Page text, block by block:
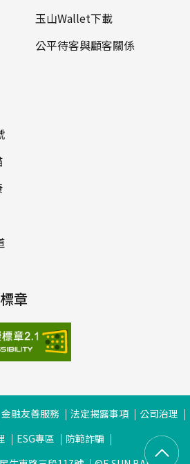
玉山Wallet下載
公平待客與顧客關係
章
金融友善服務 法定揭露事項
公司治理
ESG專區
防範詐騙